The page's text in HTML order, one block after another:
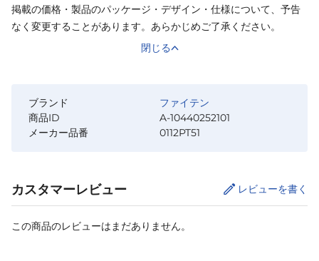
掲載の価格・製品のパッケージ・デザイン・仕様について、予告
なく変更することがあります。あらかじめご了承ください。
閉じる
ブランド
ファイテン
商品ID
A-10440252101
メーカー品番
0112PT51
カスタマーレビュー レビューを書く
この商品のレビューはまだありません。